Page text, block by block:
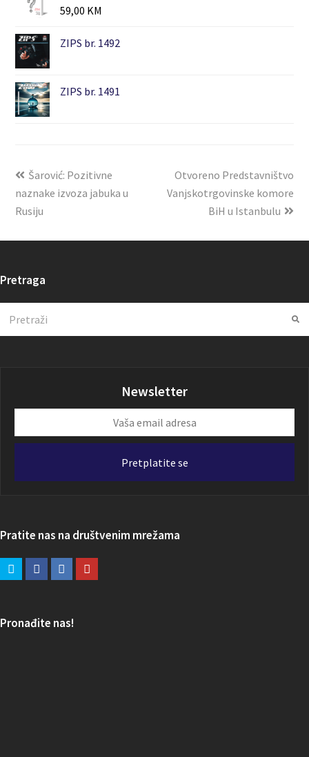
59,00 KM
ZIPS br. 1492
ZIPS br. 1491
Šarović: Pozitivne
naznake izvoza jabuka u
Rusiju
Otvoreno Predstavništvo
Vanjskotrgovinske komore
BiH u Istanbulu
Pretraga
Newsletter
email
Pretplatite se
Pratite nas na društvenim mrežama
Pronađite nas!